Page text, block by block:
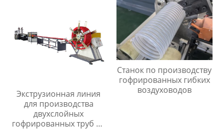
Экструзионная линия
для производства
двухслойных
гофрированных труб из
Станок по производству
гофрированных гибких
воздуховодов